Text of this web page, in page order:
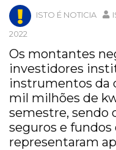
ISTO É NOTICIA
2022
Os montantes
investidores
instrumentos da
mil milhões de
semestre, sendo
seguros e fundos
representaram